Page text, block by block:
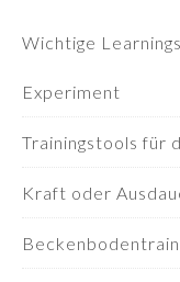
Wichtige
Experiment
Trainingstools für
Kraft oder